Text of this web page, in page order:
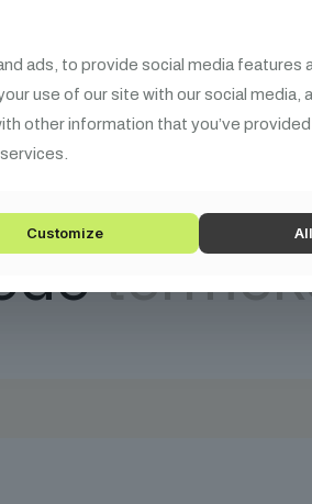
ads, to provide social media features
use of our site with our social media,
other information that you’ve
Customize